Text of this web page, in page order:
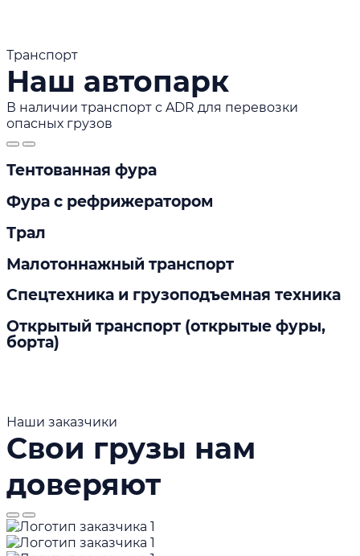
Транспорт
Наш автопарк
В наличии транспорт с ADR для перевозки
опасных грузов
Тентованная фура
Фура с рефрижератором
Трал
Малотоннажный транспорт
Спецтехника и грузоподъемная техника
Открытый транспорт (открытые фуры,
борта)
Наши заказчики
Свои грузы нам
доверяют